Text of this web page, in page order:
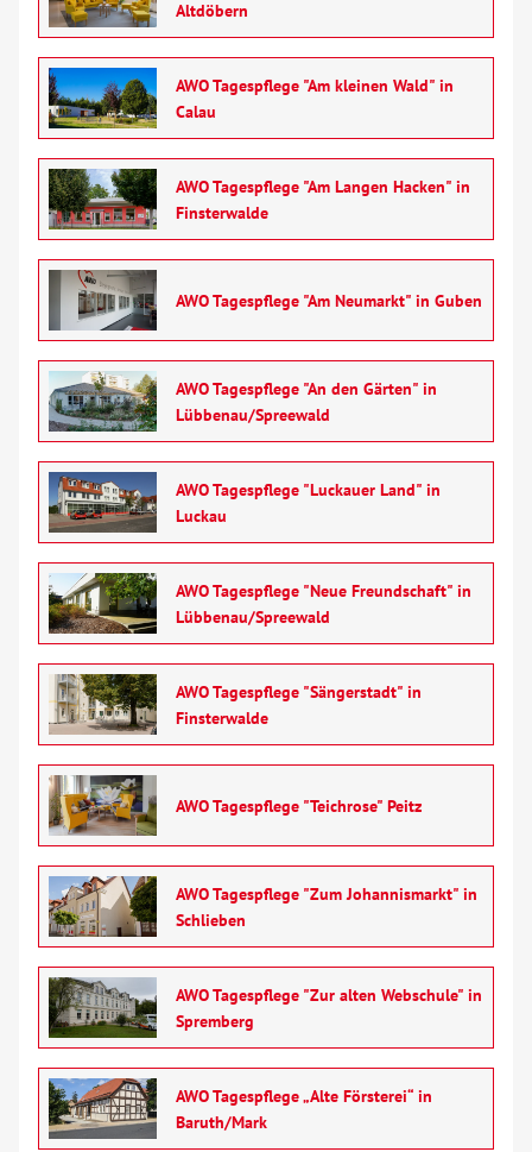
Altdöbern
AWO Tagespflege "Am kleinen Wald" in
Calau
AWO Tagespflege "Am Langen Hacken" in
Finsterwalde
AWO Tagespflege "Am Neumarkt" in Guben
AWO Tagespflege "An den Gärten" in
Lübbenau/Spreewald
AWO Tagespflege "Luckauer Land" in
Luckau
AWO Tagespflege "Neue Freundschaft" in
Lübbenau/Spreewald
AWO Tagespflege "Sängerstadt" in
Finsterwalde
AWO Tagespflege "Teichrose" Peitz
AWO Tagespflege "Zum Johannismarkt" in
Schlieben
AWO Tagespflege "Zur alten Webschule" in
Spremberg
AWO Tagespflege „Alte Försterei“ in
Baruth/Mark